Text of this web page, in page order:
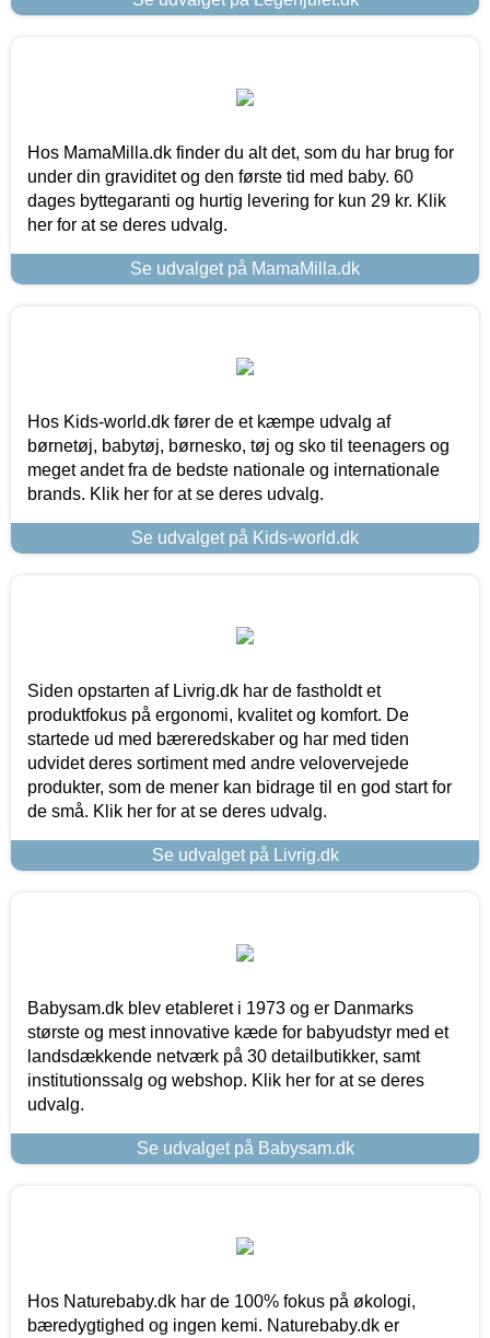
Hos MamaMilla.dk finder du alt det, som du har brug for
under din graviditet og den første tid med baby. 60
dages byttegaranti og hurtig levering for kun 29 kr. Klik
her for at se deres udvalg.
Se udvalget på MamaMilla.dk
Hos Kids-world.dk fører de et kæmpe udvalg af
børnetøj, babytøj, børnesko, tøj og sko til teenagers og
meget andet fra de bedste nationale og internationale
brands. Klik her for at se deres udvalg.
Se udvalget på Kids-world.dk
Siden opstarten af Livrig.dk har de fastholdt et
produktfokus på ergonomi, kvalitet og komfort. De
startede ud med bæreredskaber og har med tiden
udvidet deres sortiment med andre velovervejede
produkter, som de mener kan bidrage til en god start for
de små. Klik her for at se deres udvalg.
Se udvalget på Livrig.dk
Babysam.dk blev etableret i 1973 og er Danmarks
største og mest innovative kæde for babyudstyr med et
landsdækkende netværk på 30 detailbutikker, samt
institutionssalg og webshop. Klik her for at se deres
udvalg.
Se udvalget på Babysam.dk
Hos Naturebaby.dk har de 100% fokus på økologi,
bæredygtighed og ingen kemi. Naturebaby.dk er